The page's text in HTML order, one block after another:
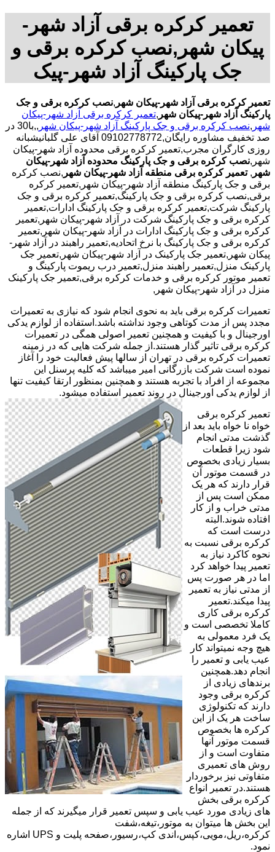
تعمیر کرکره برقی آزاد شهر-
پیکان شهر,نصب کرکره برقی و
جک پارکینگ آزاد شهر-پیک
تعمیر کرکره برقی آزاد شهر-پیکان شهر ,نصب کرکره برقی و جک
پارکینگ آزاد شهر-پیکان شهر ,تعمیر کرکره برقی آزاد شهر-پیکان
شهر ,نصب کرکره برقی و جک پارکینگ آزاد شهر-پیکان شهر
,,با30 در
صد تخفیف مشاوره رایگان,09102778772 آقای علی گلبانیشبانه
روزی کارگران مجرب,تعمیر کرکره برقی محدوده آزاد شهر-پیکان
شهر,نصب کرکره برقی و جک پارکینگ محدوده آزاد شهر-پیکان
شهر , تعمیر کرکره برقی منطقه آزاد شهر-پیکان شهر ,نصب کرکره
برقی و جک پارکینگ منطقه آزاد شهر-پیکان شهر,تعمیر کرکره
برقی,نصب کرکره برقی و جک پارکینگ,تعمیر کرکره برقی و جک
پارکینگ شرکت,تعمیر کرکره برقی و جک پارکینگ ادارات,تعمیر
کرکره برقی و جک پارکینگ شرکت در آزاد شهر-پیکان شهر,تعمیر
کرکره برقی و جک پارکینگ ادارات در آزاد شهر-پیکان شهر,تعمیر
کرکره برقی و جک پارکینگ با نرخ اتحادیه,تعمیر راهبند در آزاد شهر-
پیکان شهر,تعمیر جک پارکینک در آزاد شهر-پیکان شهر,تعمیر جک
پارکینک منزل,تعمیر راهبند منزل,تعمیر درب ریموت پارکینگ و
تعمیر موتور کرکره برقی و خدمات کرکره برقی,تعمیر جک پارکینک
منزل در آزاد شهر-پیکان شهر,
تعمیرات کرکره برقی باید به نحوی انجام شود که نیازی به تعمیرات
مجدد پس از مدت کوتاهی وجود نداشته باشد.استفاده از لوازم یدکی
اورجینال و با کیفیت و همچنین تعمیر اصولی همگی در تعمیرات
کرکره برقی تاثیر گذار هستند.از جمله شرکت هایی که در زمینه
تعمیرات کرکره برقی در تهران از سالها پیش فعالیت خود را آغاز
نموده است شرکت بازرگانی امیر میباشد که کلیه پرسنل این
مجموعه از افراد با تجربه هستند و همچنین بمنظور ارتقا کیفیت تنها
از لوازم یدکی اورجینال در روند تعمیر استفاده میشود.
تعمیر کرکره برقی
خواه نا خواه باید بعد از
گذشت مدتی انجام
شود زیرا قطعات
بسیار زیادی بخصوص
در قسمت موتور آن
قرار دارند که هر یک
ممکن است پس از
مدتی خراب و از کار
افتاده شوند.البته
درست است که
کرکره برقی نسبت به
نحوه کاکرد نیاز به
تعمیر پیدا خواهد کرد
اما در هر صورت پس
از مدتی نیاز به تعمیر
پیدا میکند.تعمیر
کرکره برقی کاری
کاملا تخصصی است و
یک فرد معمولی به
هیچ وجه نمیتواند کار
عیب یابی و تعمیر را
انجام دهد.همچنین
برندهای زیادی از
کرکره برقی وجود
دارند که تکنولوژی
ساخت هر یک از این
کرکره ها بخصوص
قسمت موتور آنها
متفاوت است و از
روش های تعمیری
متفاوتی نیز برخوردار
هستند.در تعمیر انواع
کرکره برقی بخش
های زیادی مورد عیب یابی و سپس تعمیر قرار میگیرند که از جمله
این بخش ها میتوان به موتور،تیغه،شفت
کرکره،ریل،مویی،کپس،اندی کپ،رسیور،صفحه پلیت و UPS اشاره
نمود.